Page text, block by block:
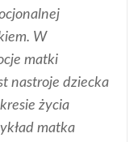
W
matki
nastroje dziecka
życia
matka